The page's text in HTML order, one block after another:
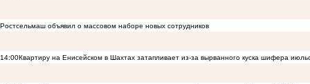
Ростсельмаш объявил о массовом наборе новых сотрудников
14:00Квартиру на Енисейском в Шахтах затапливает из-за вырванного куска шифера